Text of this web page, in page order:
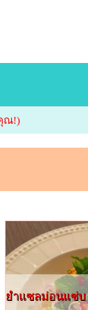
ณ!)
ยำแซลม่อนแซ่บ